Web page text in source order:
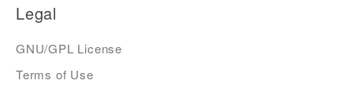
Legal
GNU/GPL License
Terms of Use